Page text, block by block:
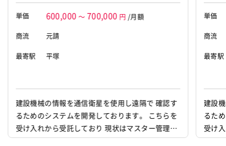
グし、マッチする案件をご紹介いたしま
たノウハウを基に、正社員のご紹介もお
任せください＞
現在弊社のオンサイトソリューション事
業では100社以上のクライアントとのお
単価 600,000 ～ 700,000 円 /月額
商流
元請
最寄駅 平塚
建設機械の情報を通信衛星を使用し遠隔で 確認す
るためのシステムを開発しております。 こちらを
受け入れから受託しており 現状はマスター管理、
端末管理、作業履歴の部分の開発作業を している
単価
商流
最寄駅
建設
るた
受け
端末